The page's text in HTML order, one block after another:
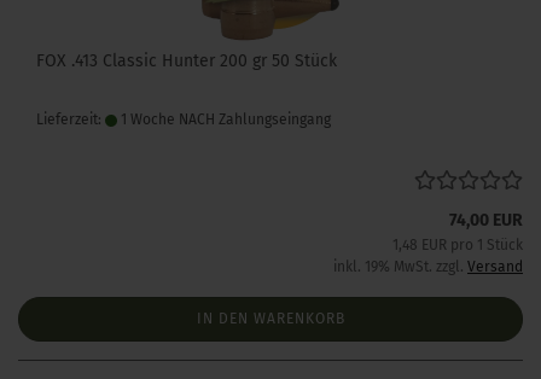
FOX .413 Classic Hunter 200 gr 50 Stück
Lieferzeit: 1 Woche NACH Zahlungseingang
74,00 EUR
1,48 EUR pro 1 Stück
inkl. 19% MwSt. zzgl. Versand
IN DEN WARENKORB